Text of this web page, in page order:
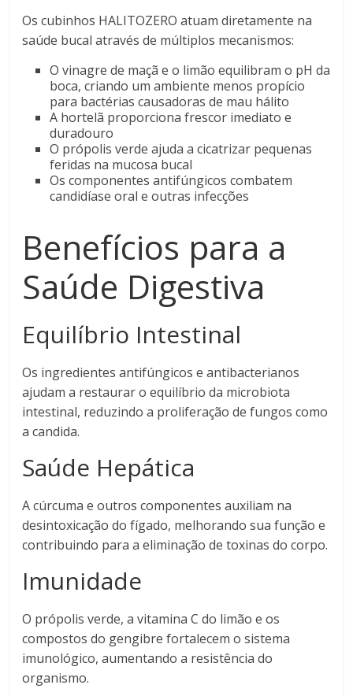
Os cubinhos HALITOZERO atuam diretamente na
saúde bucal através de múltiplos mecanismos:
O vinagre de maçã e o limão equilibram o pH da
boca, criando um ambiente menos propício
para bactérias causadoras de mau hálito
A hortelã proporciona frescor imediato e
duradouro
O própolis verde ajuda a cicatrizar pequenas
feridas na mucosa bucal
Os componentes antifúngicos combatem
candidíase oral e outras infecções
Benefícios para a
Saúde Digestiva
Equilíbrio Intestinal
Os ingredientes antifúngicos e antibacterianos
ajudam a restaurar o equilíbrio da microbiota
intestinal, reduzindo a proliferação de fungos como
a candida.
Saúde Hepática
A cúrcuma e outros componentes auxiliam na
desintoxicação do fígado, melhorando sua função e
contribuindo para a eliminação de toxinas do corpo.
Imunidade
O própolis verde, a vitamina C do limão e os
compostos do gengibre fortalecem o sistema
imunológico, aumentando a resistência do
organismo.